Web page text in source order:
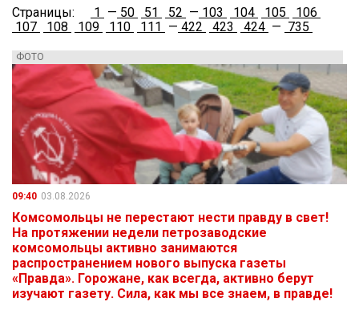
Страницы: 1 — 50 51 52 — 103 104 105
106
107
108 109 110 111 — 422 423 424 — 735
ФОТО
09:40 03.08.2026
Комсомольцы не перестают нести правду в свет!
На протяжении недели петрозаводские
комсомольцы активно занимаются
распространением нового выпуска газеты
«Правда». Горожане, как всегда, активно берут
изучают газету. Сила, как мы все знаем, в правде!